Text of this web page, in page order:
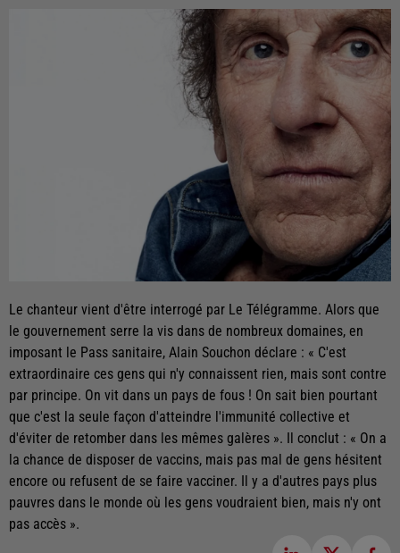
Le chanteur vient d'être interrogé par Le Télégramme. Alors que
le gouvernement serre la vis dans de nombreux domaines, en
imposant le Pass sanitaire, Alain Souchon déclare : « C'est
extraordinaire ces gens qui n'y connaissent rien, mais sont contre
par principe. On vit dans un pays de fous ! On sait bien pourtant
que c'est la seule façon d'atteindre l'immunité collective et
d'éviter de retomber dans les mêmes galères ». Il conclut : « On a
la chance de disposer de vaccins, mais pas mal de gens hésitent
encore ou refusent de se faire vacciner. Il y a d'autres pays plus
pauvres dans le monde où les gens voudraient bien, mais n'y ont
pas accès ».